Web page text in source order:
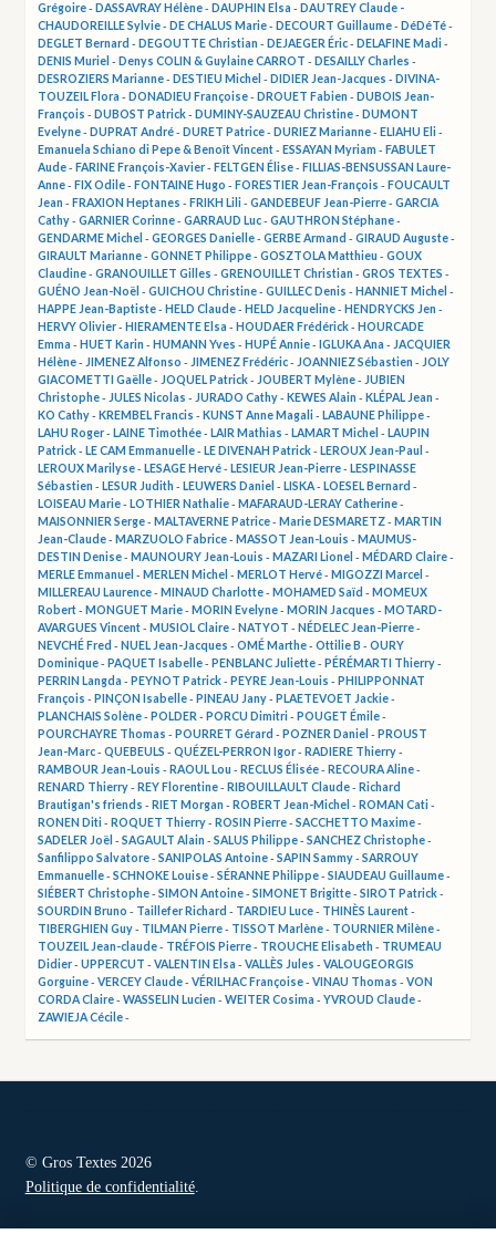
Grégoire-DASSAVRAY Hélène-DAUPHIN Elsa -DAUTREY Claude -
CHAUDOREILLE Sylvie-DE CHALUS Marie-DECOURT Guillaume-DéDéTé-
DEGLET Bernard -DEGOUTTE Christian -DEJAEGER Éric-DELAFINE Madi-
DENIS Muriel -Denys COLIN & Guylaine CARROT -DESAILLY Charles -
DESROZIERS Marianne-DESTIEU Michel -DIDIER Jean-Jacques -DIVINA-
TOUZEIL Flora -DONADIEU Françoise-DROUET Fabien -DUBOIS Jean-
François -DUBOST Patrick-DUMINY-SAUZEAU Christine-DUMONT
Evelyne-DUPRAT André-DURET Patrice-DURIEZ Marianne-ELIAHU Eli-
Emanuela Schiano di Pepe & Benoît Vincent-ESSAYAN Myriam -FABULET
Aude-FARINE François-Xavier-FELTGEN Élise-FILLIAS-BENSUSSAN Laure-
Anne-FIX Odile-FONTAINE Hugo -FORESTIER Jean-François -FOUCAULT
Jean -FRAXION Heptanes -FRIKH Lili-GANDEBEUF Jean-Pierre-GARCIA
Cathy-GARNIER Corinne-GARRAUD Luc-GAUTHRON Stéphane-
GENDARME Michel -GEORGES Danielle-GERBE Armand -GIRAUD Auguste-
GIRAULT Marianne-GONNET Philippe-GOSZTOLA Matthieu -GOUX
Claudine-GRANOUILLET Gilles -GRENOUILLET Christian -GROS TEXTES -
GUÉNO Jean-Noël -GUICHOU Christine-GUILLEC Denis -HANNIET Michel -
HAPPE Jean-Baptiste-HELD Claude-HELD Jacqueline-HENDRYCKS Jen -
HERVY Olivier-HIERAMENTE Elsa -HOUDAER Frédérick-HOURCADE
Emma -HUET Karin -HUMANN Yves -HUPÉ Annie-IGLUKA Ana - JACQUIER
Hélène- JIMENEZ Alfonso - JIMENEZ Frédéric- JOANNIEZ Sébastien - JOLY
GIACOMETTI Gaëlle- JOQUEL Patrick- JOUBERT Mylène- JUBIEN
Christophe- JULES Nicolas - JURADO Cathy-KEWES Alain -KLÉPAL Jean -
KO Cathy-KREMBEL Francis -KUNST Anne Magali-LABAUNE Philippe-
LAHU Roger-LAINE Timothée-LAIR Mathias -LAMART Michel -LAUPIN
Patrick-LE CAM Emmanuelle-LE DIVENAH Patrick-LEROUX Jean-Paul -
LEROUX Marilyse-LESAGE Hervé-LESIEUR Jean-Pierre-LESPINASSE
Sébastien -LESUR Judith -LEUWERS Daniel -LISKA-LOESEL Bernard -
LOISEAU Marie-LOTHIER Nathalie-MAFARAUD-LERAY Catherine-
MAISONNIER Serge-MALTAVERNE Patrice-Marie DESMARETZ-MARTIN
Jean-Claude-MARZUOLO Fabrice-MASSOT Jean-Louis -MAUMUS-
DESTIN Denise-MAUNOURY Jean-Louis -MAZARI Lionel -MÉDARD Claire-
MERLE Emmanuel -MERLEN Michel -MERLOT Hervé-MIGOZZI Marcel -
MILLEREAU Laurence-MINAUD Charlotte-MOHAMED Saïd -MOMEUX
Robert-MONGUET Marie-MORIN Evelyne-MORIN Jacques -MOTARD-
AVARGUES Vincent-MUSIOL Claire-NATYOT -NÉDELEC Jean-Pierre-
NEVCHÉ Fred -NUEL Jean-Jacques -OMÉ Marthe-Ottilie B -OURY
Dominique-PAQUET Isabelle-PENBLANC Juliette-PÉRÉMARTI Thierry-
PERRIN Langda -PEYNOT Patrick-PEYRE Jean-Louis -PHILIPPONNAT
François -PINÇON Isabelle-PINEAU Jany-PLAETEVOET Jackie-
PLANCHAIS Solène-POLDER -PORCU Dimitri-POUGET Émile-
POURCHAYRE Thomas -POURRET Gérard -POZNER Daniel -PROUST
Jean-Marc-QUEBEULS -QUÉZEL-PERRON Igor-RADIERE Thierry-
RAMBOUR Jean-Louis -RAOUL Lou -RECLUS Élisée-RECOURA Aline-
RENARD Thierry-REY Florentine-RIBOUILLAULT Claude-Richard
Brautigan's friends -RIET Morgan -ROBERT Jean-Michel -ROMAN Cati-
RONEN Diti-ROQUET Thierry-ROSIN Pierre-SACCHETTO Maxime-
SADELER Joël -SAGAULT Alain -SALUS Philippe-SANCHEZ Christophe-
Sanfilippo Salvatore-SANIPOLAS Antoine-SAPIN Sammy-SARROUY
Emmanuelle-SCHNOKE Louise-SÉRANNE Philippe-SIAUDEAU Guillaume-
SIÉBERT Christophe-SIMON Antoine-SIMONET Brigitte-SIROT Patrick-
SOURDIN Bruno - Taillefer Richard - TARDIEU Luce- THINÈS Laurent-
TIBERGHIEN Guy- TILMAN Pierre- TISSOT Marlène- TOURNIER Milène-
TOUZEIL Jean-claude- TRÉFOIS Pierre- TROUCHE Elisabeth - TRUMEAU
Didier-UPPERCUT -VALENTIN Elsa -VALLÈS Jules -VALOUGEORGIS
Gorguine-VERCEY Claude-VÉRILHAC Françoise-VINAU Thomas -VON
CORDA Claire-WASSELIN Lucien -WEITER Cosima -YVROUD Claude-
ZAWIEJA Cécile-
© Gros Textes 2026
Politique de confidentialité.